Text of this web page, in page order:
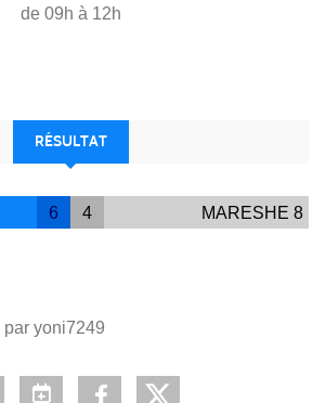
de 09h à 12h
RÉSULTAT
6 4 MARESHE 8
par yoni7249